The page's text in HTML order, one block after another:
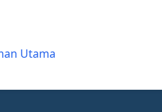
Utama